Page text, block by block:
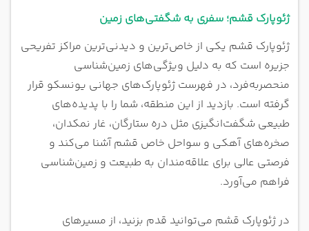
ژئوپارک قشم؛ سفری به شگفتی‌های زمین
ژئوپارک قشم یکی از خاص‌ترین و دیدنی‌ترین مراکز تفریحی
جزیره است که به دلیل ویژگی‌های زمین‌شناسی
منحصربه‌فرد، در فهرست ژئوپارک‌های جهانی یونسکو قرار
گرفته است. بازدید از این منطقه، شما را با پدیده‌های
طبیعی شگفت‌انگیزی مثل دره ستارگان، غار نمکدان،
صخره‌های آهکی و سواحل خاص قشم آشنا می‌کند و
فرصتی عالی برای علاقه‌مندان به طبیعت و زمین‌شناسی
فراهم می‌آورد.
در ژئوپارک قشم می‌توانید قدم بزنید، از مسیرهای